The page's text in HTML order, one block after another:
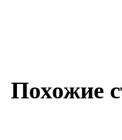
Похожие